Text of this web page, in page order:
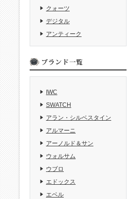
クォーツ
デジタル
アンティーク
IWC
SWATCH
アラン・シルベスタイン
アルマーニ
アーノルド＆サン
ウォルサム
ウブロ
エドックス
エベル